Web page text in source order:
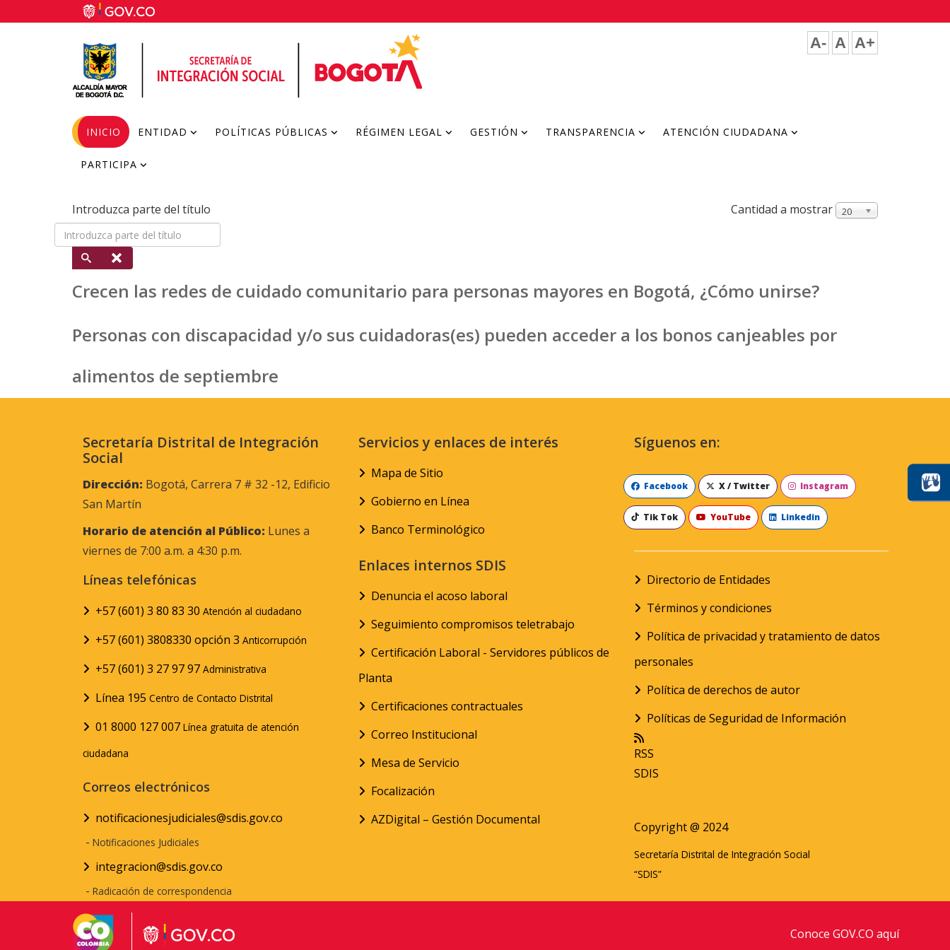
A- A A+
INICIO ENTIDAD POLÍTICAS PÚBLICAS RÉGIMEN LEGAL GESTIÓN TRANSPARENCIA ATENCIÓN CIUDADANA
PARTICIPA
Introduzca parte del título Cantidad a mostrar 20
Crecen las redes de cuidado comunitario para personas mayores en Bogotá, ¿Cómo unirse?
Personas con discapacidad y/o sus cuidadoras(es) pueden acceder a los bonos canjeables por
alimentos de septiembre
Secretaría Distrital de Integración
Social
Dirección: Bogotá, Carrera 7 # 32 -12, Edificio
San Martín
Horario de atención al Público: Lunes a
viernes de 7:00 a.m. a 4:30 p.m.
Líneas telefónicas
+57 (601) 3 80 83 30 Atención al ciudadano
+57 (601) 3808330 opción 3 Anticorrupción
+57 (601) 3 27 97 97 Administrativa
Línea 195 Centro de Contacto Distrital
01 8000 127 007 Línea gratuita de atención
ciudadana
Correos electrónicos
notificacionesjudiciales@sdis.gov.co
- Notificaciones Judiciales
integracion@sdis.gov.co
- Radicación de correspondencia
Servicios y enlaces de interés
Mapa de Sitio
Gobierno en Línea
Banco Terminológico
Enlaces internos SDIS
Denuncia el acoso laboral
Seguimiento compromisos teletrabajo
Certificación Laboral - Servidores públicos de
Planta
Certificaciones contractuales
Correo Institucional
Mesa de Servicio
Focalización
AZDigital – Gestión Documental
Síguenos en:
Facebook X / Twitter Instagram
Tik Tok YouTube Linkedin
Directorio de Entidades
Términos y condiciones
Política de privacidad y tratamiento de datos
personales
Política de derechos de autor
Políticas de Seguridad de Información
RSS
SDIS
Copyright @ 2024
Secretaría Distrital de Integración Social
“SDIS”
Conoce GOV.CO aquí